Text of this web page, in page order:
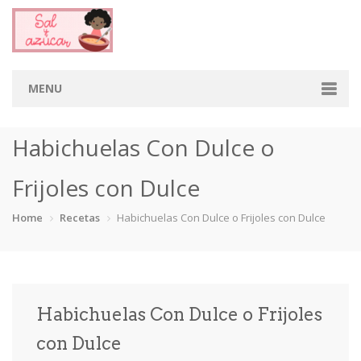
MENU
Categorias
Aderezos
Habichuelas Con Dulce o
Frijoles con Dulce
Home Recetas Habichuelas Con Dulce o Frijoles con Dulce
Habichuelas Con Dulce o Frijoles
con Dulce